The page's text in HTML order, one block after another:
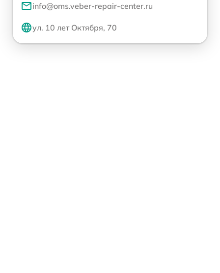
info@oms.veber-repair-center.ru
ул. 10 лет Октября, 70